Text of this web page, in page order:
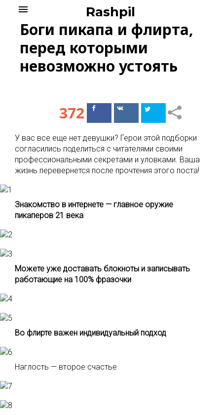
content
Rashpil
menu
Боги пикапа и флирта,
перед которыми
невозможно устоять
372
ПоделитьсяПоделиться
У вас все еще нет девушки? Герои этой подборки
согласились поделиться с читателями своими
профессиональными секретами и уловками. Ваша
жизнь перевернется после прочтения этого поста!
Знакомство в интернете — главное оружие
пикаперов 21 века
Можете уже доставать блокноты и записывать
работающие на 100% фразочки
Во флирте важен индивидуальный подход
Наглость — второе счастье